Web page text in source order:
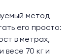
метод
его просто:
в метрах,
весе 70 кг и